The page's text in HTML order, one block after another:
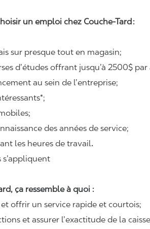
un emploi chez Couche-Tard :
sur presque tout en magasin;
d’études offrant jusqu’à 2500$ par
au sein de l’entreprise;
des années de service;
les heures de travail.
ça ressemble à quoi :
offrir un service rapide et courtois;
et assurer l’exactitude de la